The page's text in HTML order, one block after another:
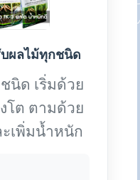
บผลไม้ทุกชนิด
นิด เริ่มด้วย
โต ตามด้วย
เพิ่มน้ำหนัก